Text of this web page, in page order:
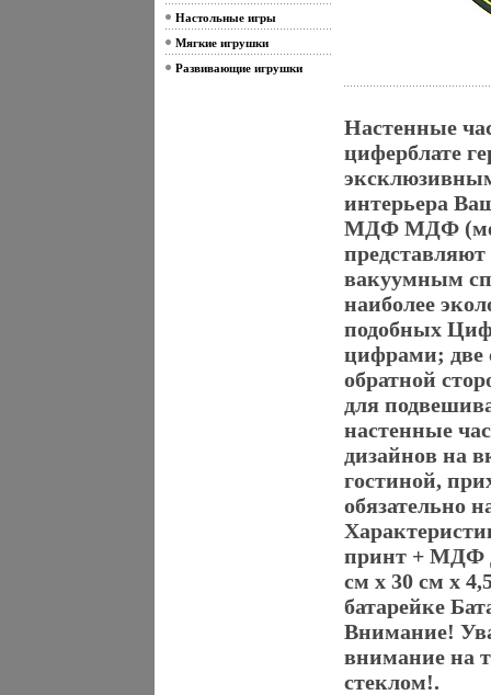
Настольные игры
Мягкие игрушки
Развивающие игрушки
Настенные
циферблате
интерьера
МДФ МДФ
представляют
вакуумным
наиболее
подобных
цифрами; две
обратной
для
настенные
дизайнов на
гостиной,
обязательно
принт + МДФ
см х 30 см х
батарейке
Внимание!
внимание на
стеклом!.